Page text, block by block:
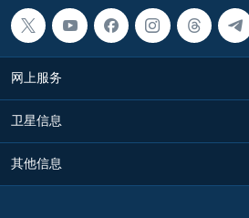
重要讲话与声明
台海两岸关系
南中国海争端
关注西藏
关注新疆
其他语言网站
网上服务
卫星信息
其他信息